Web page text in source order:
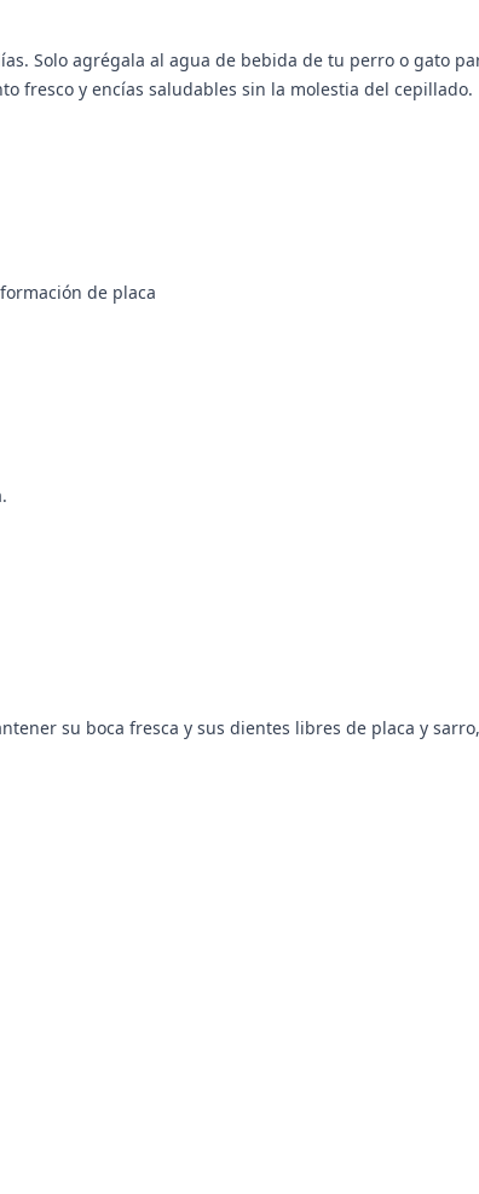
Solo agrégala al agua de bebida de tu perro o gato
fresco y encías saludables sin la molestia del cepillado.
de placa
su boca fresca y sus dientes libres de placa y